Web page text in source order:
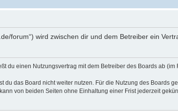
forum“) wird zwischen dir und dem Betreiber ein
du einen Nutzungsvertrag mit dem Betreiber des Boards ab
du das Board nicht weiter nutzen. Für die Nutzung des Boards
von beiden Seiten ohne Einhaltung einer Frist jederzeit